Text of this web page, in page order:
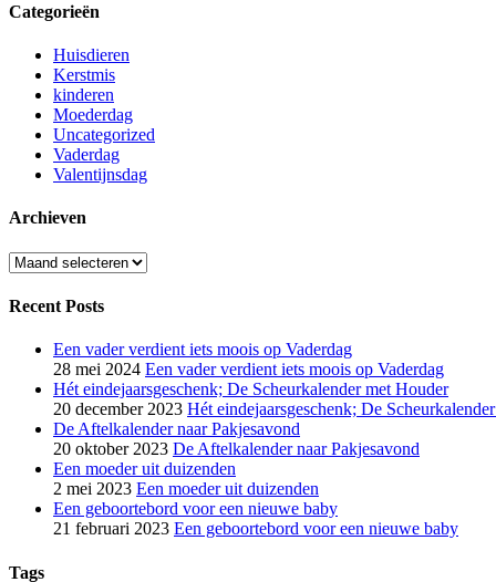
Categorieën
Huisdieren
Kerstmis
kinderen
Moederdag
Uncategorized
Vaderdag
Valentijnsdag
Archieven
Archieven
Recent Posts
Een vader verdient iets moois op Vaderdag
28 mei 2024 Een vader verdient iets moois op Vaderdag
Hét eindejaarsgeschenk; De Scheurkalender met Houder
20 december 2023 Hét eindejaarsgeschenk; De
De Aftelkalender naar Pakjesavond
20 oktober 2023 De Aftelkalender naar Pakjesavond
Een moeder uit duizenden
2 mei 2023 Een moeder uit duizenden
Een geboortebord voor een nieuwe baby
21 februari 2023 Een geboortebord voor een nieuwe baby
Tags